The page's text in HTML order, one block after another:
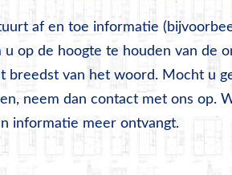
af en toe informatie
u op de hoogte te houden van de
breedst van het woord. Mocht u
neem dan contact met ons op.
informatie meer ontvangt.